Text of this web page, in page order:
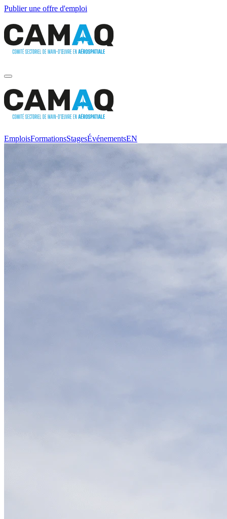
Publier une offre d'emploi
EmploisFormationsStagesÉvénementsEN